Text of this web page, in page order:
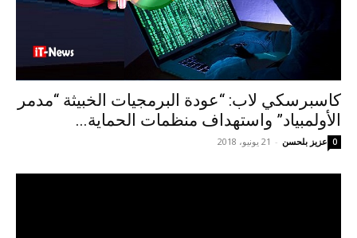
كاسبرسكي لاب: “عودة البرمجيات الخبيثة “مدمر
الأولمبياد” واستهداف منظمات الحماية...
عزيز بلحسن - 21 يونيو، 2018 0